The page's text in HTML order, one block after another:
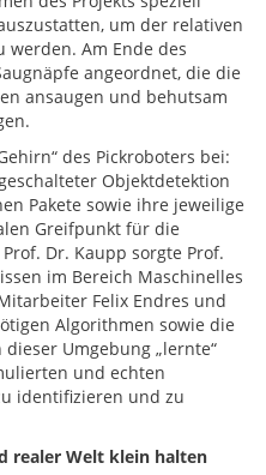
um der relativen
werden. Am Ende des
angeordnet, die die
ansaugen und behutsam
des Pickroboters bei:
Objektdetektion
Pakete sowie ihre jeweilige
Greifpunkt für die
Dr. Kaupp sorgte Prof.
im Bereich Maschinelles
Felix Endres und
Algorithmen sowie die
Umgebung „lernte“
und echten
identifizieren und zu
realer Welt klein halten